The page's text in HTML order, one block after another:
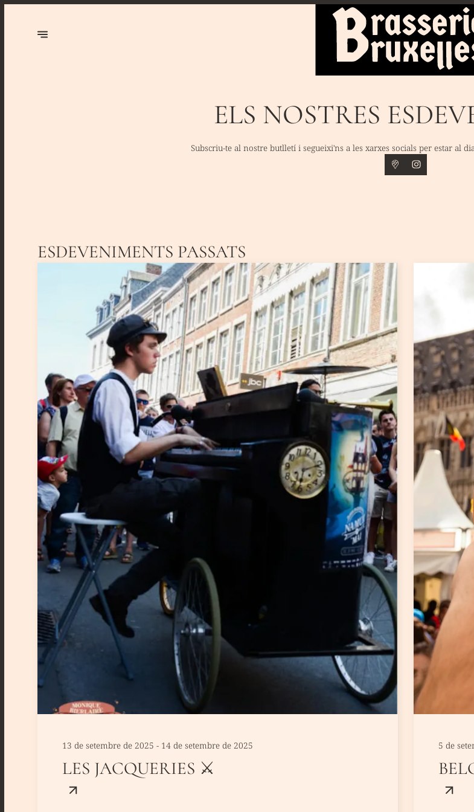
ELS NOSTRES
Subscriu-te al nostre butlletí i segueixi'ns a les xarxes socials per estar al
ESDEVENIMENTS PASSATS
13 de setembre de 2025 - 14 de setembre de 2025
LES JACQUERIES ⚔️
5 de